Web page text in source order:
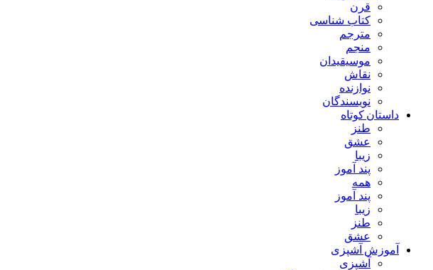
قرن
کتاب شناسی
مترجم
منجم
موسیقیدان
نقاش
نوازنده
نویسندگان
داستان کوتاه
طنز
عشق
زیبا
پند آموز
همه
پند آموز
زیبا
طنز
عشق
آموزش آشپزی
آشپزی